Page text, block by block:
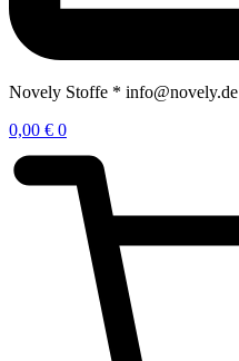
Novely Stoffe * info@novely.de
0,00 € 0